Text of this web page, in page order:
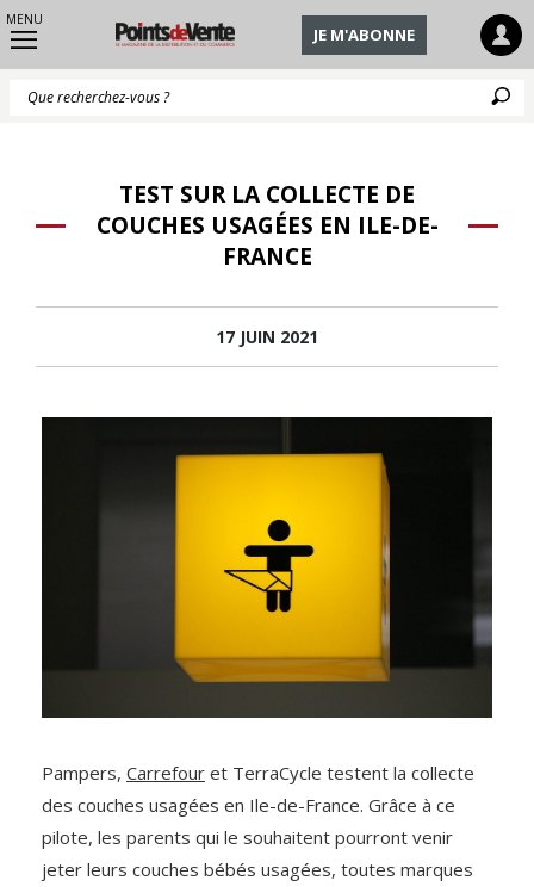
MENU
JE M'ABONNE
TEST SUR LA COLLECTE DE
COUCHES USAGÉES EN ILE-DE-
FRANCE
17 JUIN 2021
Pampers, Carrefour et TerraCycle testent la collecte
des couches usagées en Ile-de-France. Grâce à ce
pilote, les parents qui le souhaitent pourront venir
jeter leurs couches bébés usagées, toutes marques